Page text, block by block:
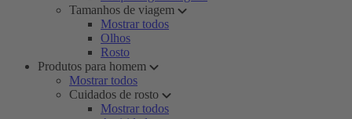
Tamanhos de viagem
Mostrar todos
Olhos
Rosto
Produtos para homem
Mostrar todos
Cuidados de rosto
Mostrar todos